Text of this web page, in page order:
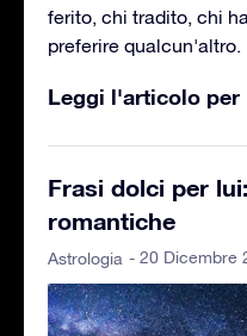
ferito, chi tradito, chi
preferire qualcun'altro.
Leggi l'articolo per
Frasi dolci per
romantiche
Astrologia - 20 Dicembre